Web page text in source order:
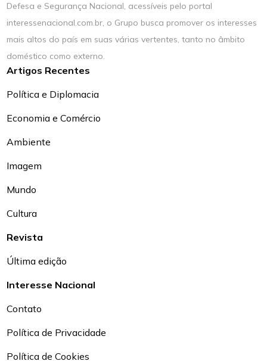
Defesa e Segurança Nacional, acessíveis pelo portal
interessenacional.com.br, o Grupo busca promover os interesses
mais altos do país em suas várias vertentes, tanto no âmbito
doméstico como externo.
Artigos Recentes
Política e Diplomacia
Economia e Comércio
Ambiente
Imagem
Mundo
Cultura
Revista
Última edição
Interesse Nacional
Contato
Política de Privacidade
Política de Cookies